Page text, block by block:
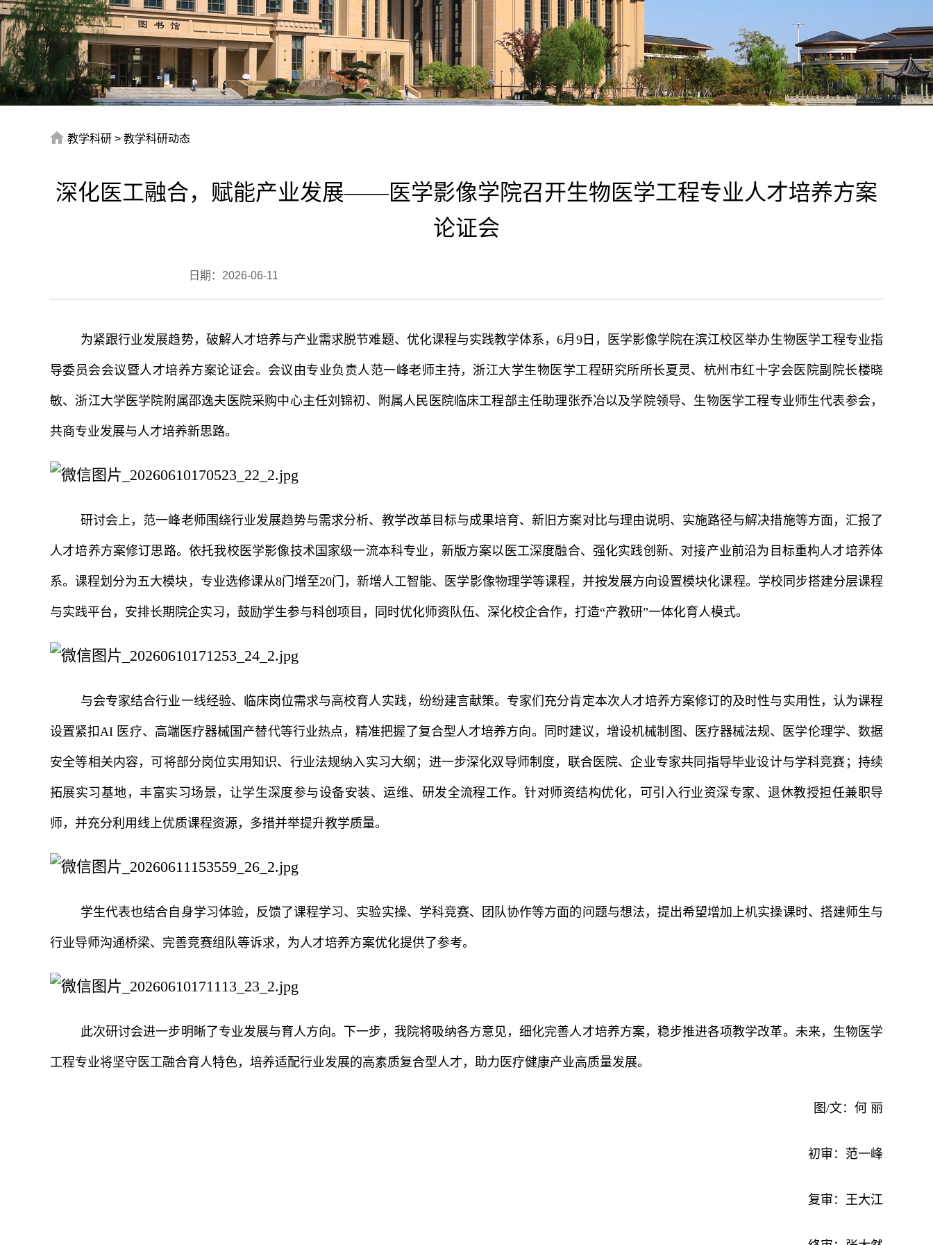
教学科研 > 教学科研动态
深化医工融合，赋能产业发展——医学影像学院召开生物医学工程专业人才培养方案
论证会
日期： 2026-06-11
为紧跟行业发展趋势，破解人才培养与产业需求脱节难题、优化课程与实践教学体系，6月9日，医学影像学院在滨江校区举办生物医学工程专业指
导委员会会议暨人才培养方案论证会。会议由专业负责人范一峰老师主持，浙江大学生物医学工程研究所所长夏灵、杭州市红十字会医院副院长楼晓
敏、浙江大学医学院附属邵逸夫医院采购中心主任刘锦初、附属人民医院临床工程部主任助理张乔冶以及学院领导、生物医学工程专业师生代表参会，
共商专业发展与人才培养新思路。
研讨会上，范一峰老师围绕行业发展趋势与需求分析、教学改革目标与成果培育、新旧方案对比与理由说明、实施路径与解决措施等方面，汇报了
人才培养方案修订思路。依托我校医学影像技术国家级一流本科专业，新版方案以医工深度融合、强化实践创新、对接产业前沿为目标重构人才培养体
系。课程划分为五大模块，专业选修课从8门增至20门，新增人工智能、医学影像物理学等课程，并按发展方向设置模块化课程。学校同步搭建分层课程
与实践平台，安排长期院企实习，鼓励学生参与科创项目，同时优化师资队伍、深化校企合作，打造“产教研”一体化育人模式。
与会专家结合行业一线经验、临床岗位需求与高校育人实践，纷纷建言献策。专家们充分肯定本次人才培养方案修订的及时性与实用性，认为课程
设置紧扣AI 医疗、高端医疗器械国产替代等行业热点，精准把握了复合型人才培养方向。同时建议，增设机械制图、医疗器械法规、医学伦理学、数据
安全等相关内容，可将部分岗位实用知识、行业法规纳入实习大纲；进一步深化双导师制度，联合医院、企业专家共同指导毕业设计与学科竞赛；持续
拓展实习基地，丰富实习场景，让学生深度参与设备安装、运维、研发全流程工作。针对师资结构优化，可引入行业资深专家、退休教授担任兼职导
师，并充分利用线上优质课程资源，多措并举提升教学质量。
学生代表也结合自身学习体验，反馈了课程学习、实验实操、学科竞赛、团队协作等方面的问题与想法，提出希望增加上机实操课时、搭建师生与
行业导师沟通桥梁、完善竞赛组队等诉求，为人才培养方案优化提供了参考。
此次研讨会进一步明晰了专业发展与育人方向。下一步，我院将吸纳各方意见，细化完善人才培养方案，稳步推进各项教学改革。未来，生物医学
工程专业将坚守医工融合育人特色，培养适配行业发展的高素质复合型人才，助力医疗健康产业高质量发展。
图/文：何 丽
初审：范一峰
复审：王大江